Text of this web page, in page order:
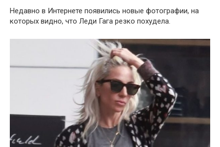
Недавно в Интернете появились новые фотографии, на
которых видно, что Леди Гага резко похудела.